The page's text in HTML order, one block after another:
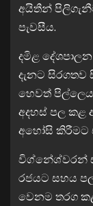
අයිතීන්
පැවසීය.
දමිළ
දැනට
හෙවත්
අදහස් පල කළ
අහෝසි කිරීමට
විග්නේශ්වරන්
රජයට සහය
වෙනම තරග